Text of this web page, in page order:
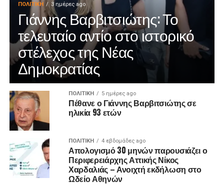
ΠΟΛΙΤΙΚΉ 3 ημέρες ago
Γιάννης Βαρβιτσιώτης: Το
τελευταίο αντίο στο ιστορικό
στέλεχος της Νέας
Δημοκρατίας
ΠΟΛΙΤΙΚΉ 5 ημέρες ago
Πέθανε ο Γιάννης Βαρβιτσιώτης σε
ηλικία 93 ετών
ΠΟΛΙΤΙΚΉ 4 εβδομάδες ago
Απολογισμό 30 μηνών παρουσιάζει ο
Περιφερειάρχης Αττικής Νίκος
Χαρδαλιάς – Ανοιχτή εκδήλωση στο
Ωδείο Αθηνών